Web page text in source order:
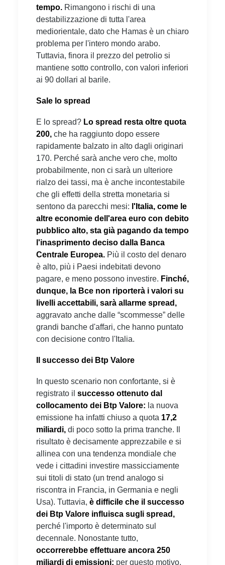
tempo. Rimangono i rischi di una
destabilizzazione di tutta l'area
mediorientale, dato che Hamas è un chiaro
problema per l'intero mondo arabo.
Tuttavia, finora il prezzo del petrolio si
mantiene sotto controllo, con valori inferiori
ai 90 dollari al barile.
Sale lo spread
E lo spread? Lo spread resta oltre quota
200, che ha raggiunto dopo essere
rapidamente balzato in alto dagli originari
170. Perché sarà anche vero che, molto
probabilmente, non ci sarà un ulteriore
rialzo dei tassi, ma è anche incontestabile
che gli effetti della stretta monetaria si
sentono da parecchi mesi: l'Italia, come le
altre economie dell'area euro con debito
pubblico alto, sta già pagando da tempo
l'inasprimento deciso dalla Banca
Centrale Europea. Più il costo del denaro
è alto, più i Paesi indebitati devono
pagare, e meno possono investire. Finché,
dunque, la Bce non riporterà i valori su
livelli accettabili, sarà allarme spread,
aggravato anche dalle “scommesse” delle
grandi banche d'affari, che hanno puntato
con decisione contro l'Italia.
Il successo dei Btp Valore
In questo scenario non confortante, si è
registrato il successo ottenuto dal
collocamento dei Btp Valore: la nuova
emissione ha infatti chiuso a quota 17,2
miliardi, di poco sotto la prima tranche. Il
risultato è decisamente apprezzabile e si
allinea con una tendenza mondiale che
vede i cittadini investire massicciamente
sui titoli di stato (un trend analogo si
riscontra in Francia, in Germania e negli
Usa). Tuttavia, è difficile che il successo
dei Btp Valore influisca sugli spread,
perché l'importo è determinato sul
decennale. Nonostante tutto,
occorrerebbe effettuare ancora 250
miliardi di emissioni: per questo motivo,